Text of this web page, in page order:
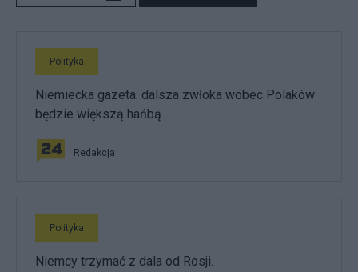
Polityka
Niemiecka gazeta: dalsza zwłoka wobec Polaków
będzie większą hańbą
Redakcja
Polityka
Niemcy trzymać z dala od Rosji.